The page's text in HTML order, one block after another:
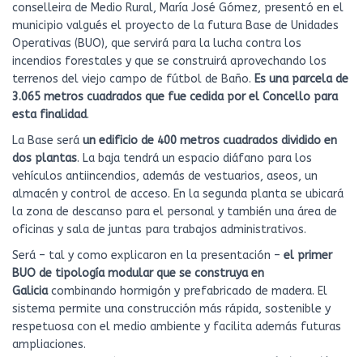
conselleira de Medio Rural, María José Gómez, presentó en el
municipio valgués el proyecto de la futura Base de Unidades
Operativas (BUO), que servirá para la lucha contra los
incendios forestales y que se construirá aprovechando los
terrenos del viejo campo de fútbol de Baño. Es una parcela de
3.065 metros cuadrados que fue cedida por el Concello para
esta finalidad.
La Base será un edificio de 400 metros cuadrados dividido en
dos plantas. La baja tendrá un espacio diáfano para los
vehículos antiincendios, además de vestuarios, aseos, un
almacén y control de acceso. En la segunda planta se ubicará
la zona de descanso para el personal y también una área de
oficinas y sala de juntas para trabajos administrativos.
Será – tal y como explicaron en la presentación – el primer
BUO de tipología modular que se construya en
Galiciacombinando hormigón y prefabricado de madera. El
sistema permite una construcción más rápida, sostenible y
respetuosa con el medio ambiente y facilita además futuras
ampliaciones.